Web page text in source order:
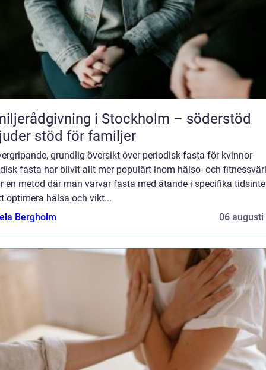
i Stockholm – söderstöd
stöd för familjer
grundlig översikt över periodisk fasta för kvinnor
fasta har blivit allt mer populärt inom hälso- och
en metod där man varvar fasta med ätande i specifika
optimera hälsa och vikt...
Bergholm
06 augusti